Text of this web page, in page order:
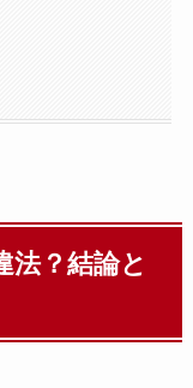
法？結論と